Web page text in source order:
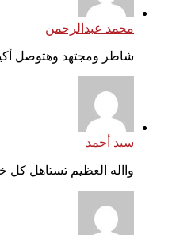
محمد عبدالرحمن
شاطر ومجتهد وهتوصل
سيد أحمد
وااله العظيم تستاهل كل